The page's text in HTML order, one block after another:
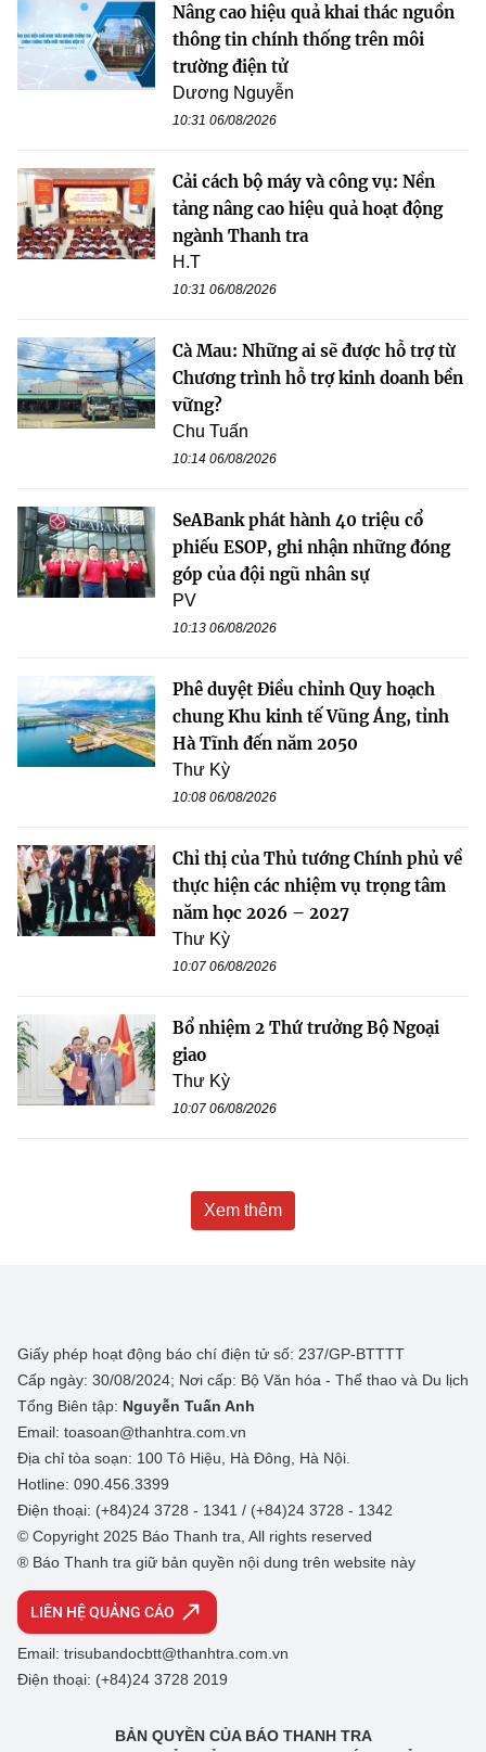
Nâng cao hiệu quả khai thác nguồn
thông tin chính thống trên môi
trường điện tử
Dương Nguyễn
10:31 06/08/2026
Cải cách bộ máy và công vụ: Nền
tảng nâng cao hiệu quả hoạt động
ngành Thanh tra
H.T
10:31 06/08/2026
Cà Mau: Những ai sẽ được hỗ trợ từ
Chương trình hỗ trợ kinh doanh bền
vững?
Chu Tuấn
10:14 06/08/2026
SeABank phát hành 40 triệu cổ
phiếu ESOP, ghi nhận những đóng
góp của đội ngũ nhân sự
PV
10:13 06/08/2026
Phê duyệt Điều chỉnh Quy hoạch
chung Khu kinh tế Vũng Áng, tỉnh
Hà Tĩnh đến năm 2050
Thư Kỳ
10:08 06/08/2026
Chỉ thị của Thủ tướng Chính phủ về
thực hiện các nhiệm vụ trọng tâm
năm học 2026 – 2027
Thư Kỳ
10:07 06/08/2026
Bổ nhiệm 2 Thứ trưởng Bộ Ngoại
giao
Thư Kỳ
10:07 06/08/2026
Xem thêm
Giấy phép hoạt động báo chí điện tử số: 237/GP-BTTTT
Cấp ngày: 30/08/2024; Nơi cấp: Bộ Văn hóa - Thể thao và Du lịch
Tổng Biên tập: Nguyễn Tuấn Anh
Email: toasoan@thanhtra.com.vn
Địa chỉ tòa soạn: 100 Tô Hiệu, Hà Đông, Hà Nội.
Hotline: 090.456.3399
Điện thoại: (+84)24 3728 - 1341 / (+84)24 3728 - 1342
© Copyright 2025 Báo Thanh tra, All rights reserved
® Báo Thanh tra giữ bản quyền nội dung trên website này
LIÊN HỆ QUẢNG CÁO
Email: trisubandocbtt@thanhtra.com.vn
Điện thoại: (+84)24 3728 2019
BẢN QUYỀN CỦA BÁO THANH TRA